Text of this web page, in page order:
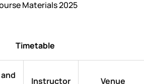
Materials 2025
Timetable
Instructor Venue